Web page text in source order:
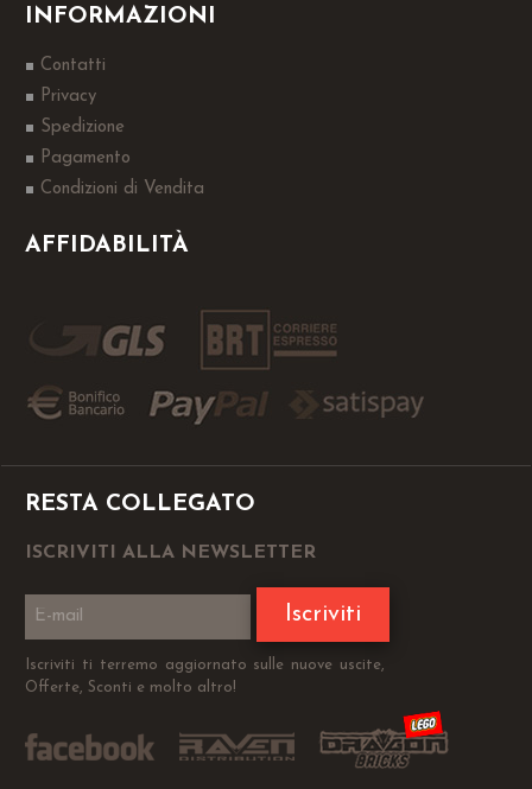
INFORMAZIONI
Contatti
Privacy
Spedizione
Pagamento
Condizioni di Vendita
AFFIDABILITÀ
RESTA COLLEGATO
ISCRIVITI ALLA NEWSLETTER
Iscriviti
Iscriviti ti terremo aggiornato sulle nuove uscite,
Offerte, Sconti e molto altro!